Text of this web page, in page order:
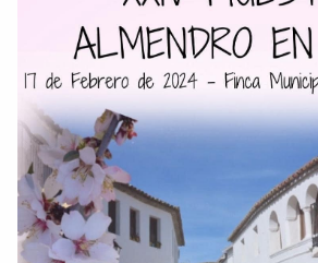
Diccionario
Traductor
Dichos
Cancionero Local